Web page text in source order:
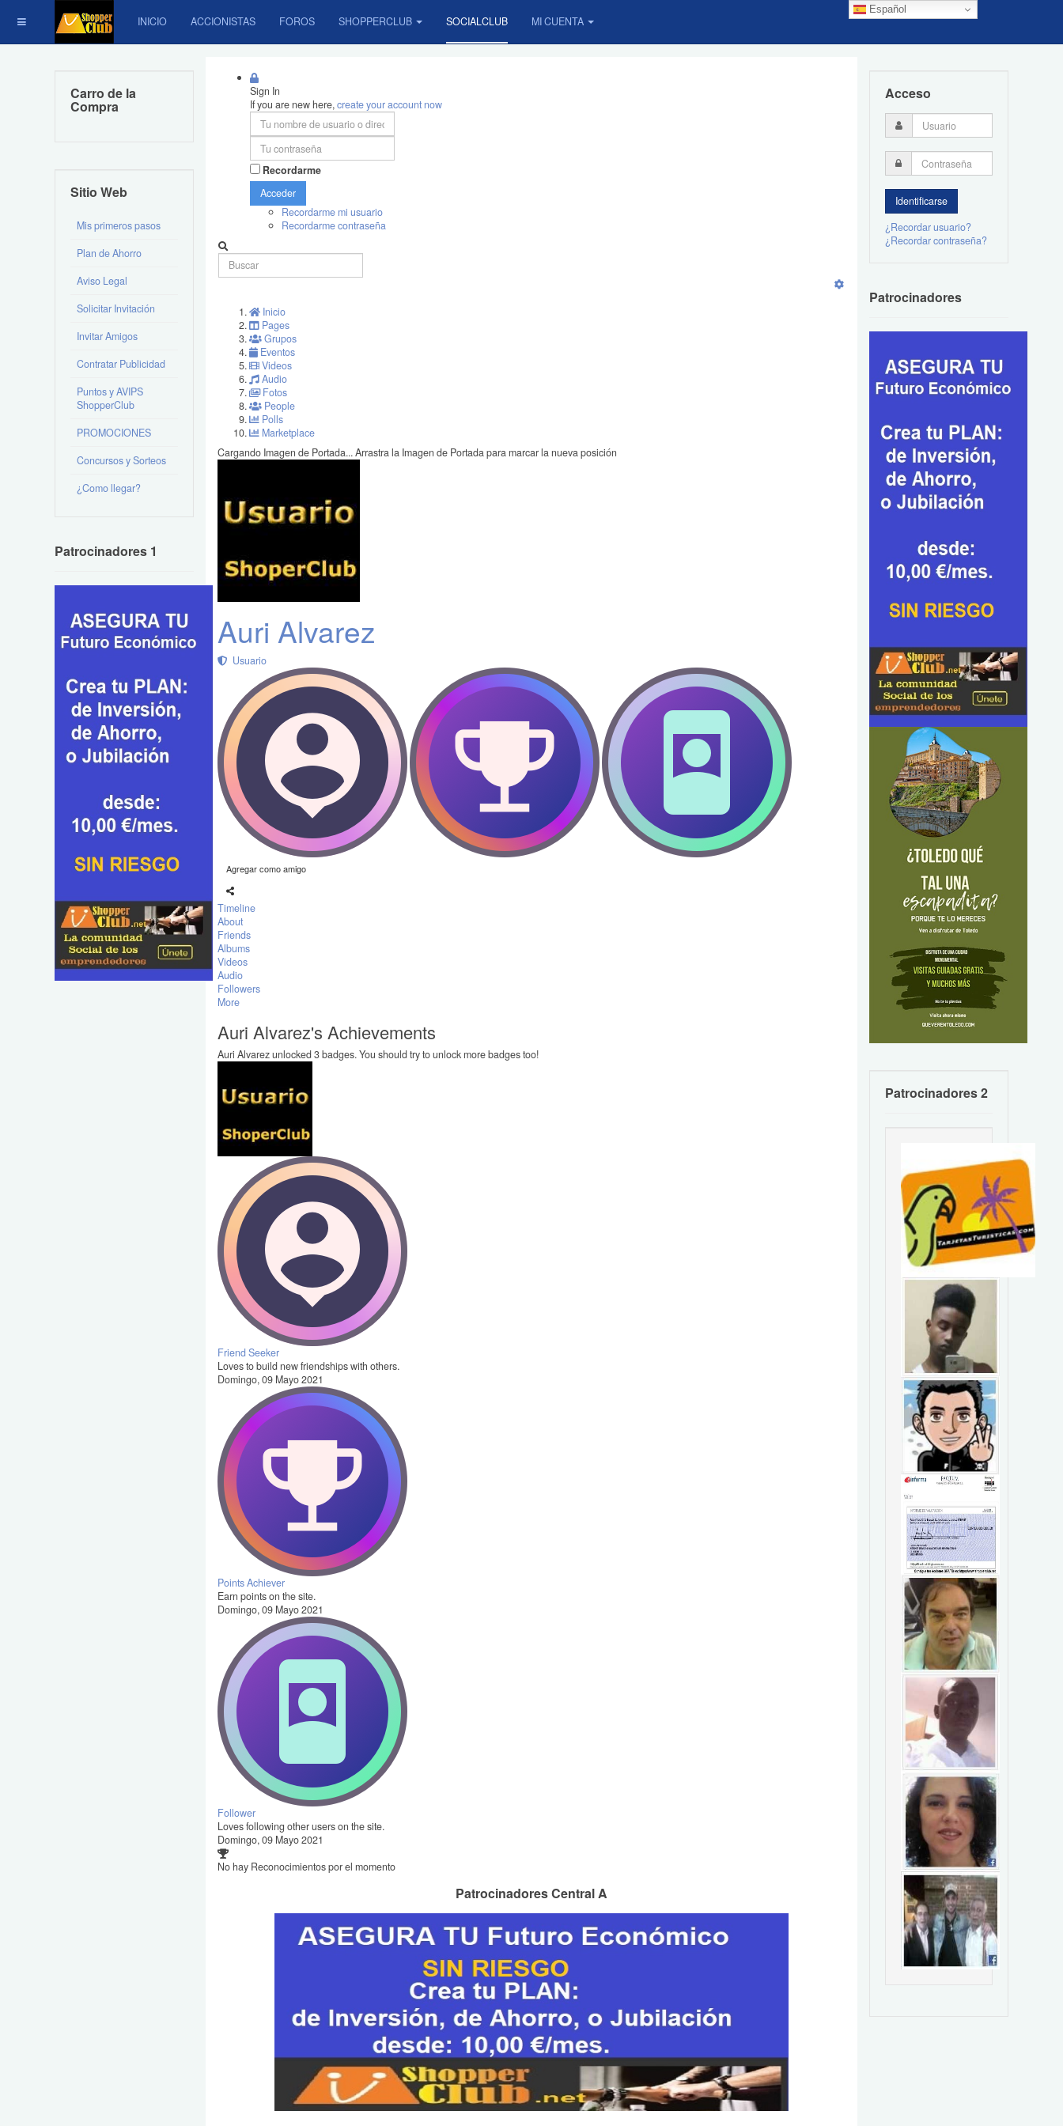
Español
INICIO ACCIONISTAS FOROS SHOPPERCLUB SOCIALCLUB MI CUENTA
Sign In
If you are new here,create your account now
Recordarme
Acceder
Recordarme mi usuario
Recordarme contraseña
Inicio
Pages
Grupos
Eventos
Videos
Audio
Fotos
People
Polls
Marketplace
Cargando Imagen de Portada...Arrastra la Imagen de Portada para marcar la nueva posición
Auri Alvarez
Usuario
Agregar como amigo
Timeline
About
Friends
Albums
Videos
Audio
Followers
More
Auri Alvarez's Achievements
Auri Alvarez unlocked 3 badges. You should try to unlock more badges too!
Friend Seeker
Loves to build new friendships with others.
Domingo, 09 Mayo 2021
Points Achiever
Earn points on the site.
Domingo, 09 Mayo 2021
Follower
Loves following other users on the site.
Domingo, 09 Mayo 2021
No hay Reconocimientos por el momento
Patrocinadores Central A
Carro de la
Compra
Sitio Web
Mis primeros pasos
Plan de Ahorro
Aviso Legal
Solicitar Invitación
Invitar Amigos
Contratar Publicidad
Puntos y AVIPS
ShopperClub
PROMOCIONES
Concursos y Sorteos
¿Como llegar?
Patrocinadores 1
Acceso
¿Recordar usuario?
¿Recordar contraseña?
Patrocinadores
Patrocinadores 2